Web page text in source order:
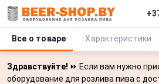
Здравствуйте! ⏩ Если вам нужно
оборудование для розлива пива с
Все о товаре Характеристики